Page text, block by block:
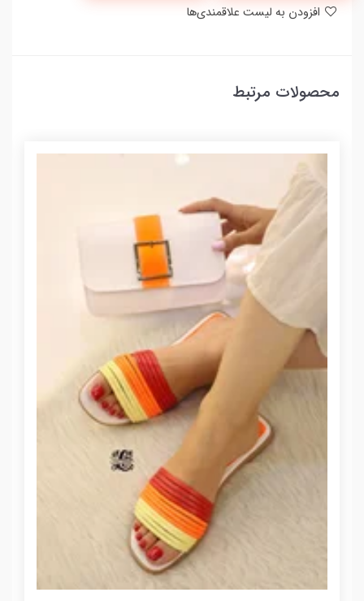
محصولات مرتبط